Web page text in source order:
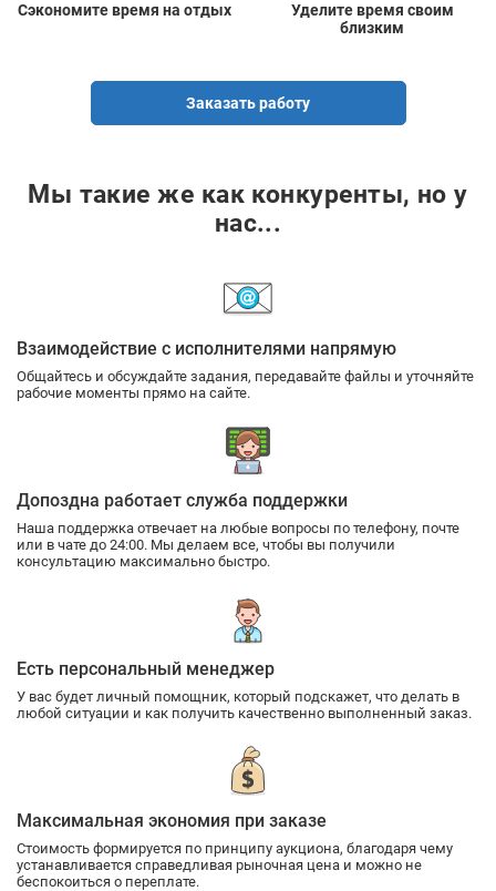
Сэкономите время на отдых
Уделите время своим
близким
Заказать работу
Мы такие же как конкуренты, но у
нас...
Взаимодействие с исполнителями напрямую
Общайтесь и обсуждайте задания, передавайте файлы и уточняйте
рабочие моменты прямо на сайте.
Допоздна работает служба поддержки
Наша поддержка отвечает на любые вопросы по телефону, почте
или в чате до 24:00. Мы делаем все, чтобы вы получили
консультацию максимально быстро.
Есть персональный менеджер
У вас будет личный помощник, который подскажет, что делать в
любой ситуации и как получить качественно выполненный заказ.
Максимальная экономия при заказе
Стоимость формируется по принципу аукциона, благодаря чему
устанавливается справедливая рыночная цена и можно не
беспокоиться о переплате.